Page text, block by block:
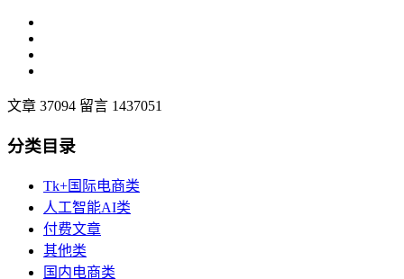
文章 37094 留言 1437051
分类目录
Tk+国际电商类
人工智能AI类
付费文章
其他类
国内电商类